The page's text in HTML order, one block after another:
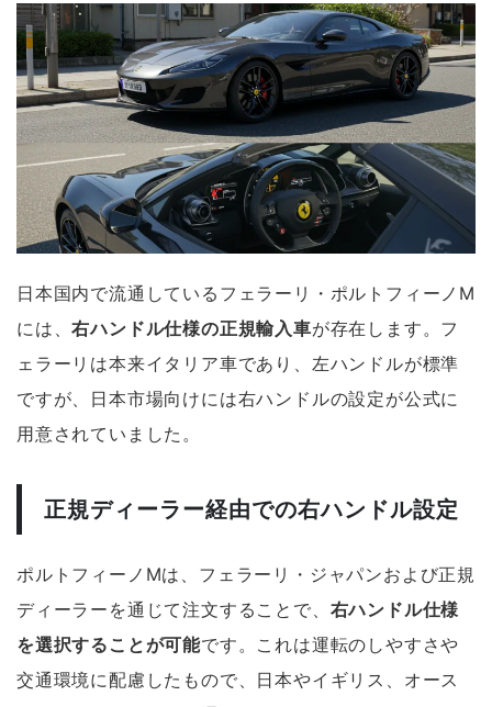
日本国内で流通しているフェラーリ・ポルトフィーノM
には、右ハンドル仕様の正規輸入車が存在します。フ
ェラーリは本来イタリア車であり、左ハンドルが標準
ですが、日本市場向けには右ハンドルの設定が公式に
用意されていました。
正規ディーラー経由での右ハンドル設定
ポルトフィーノMは、フェラーリ・ジャパンおよび正規
ディーラーを通じて注文することで、 右ハンドル仕様
を選択することが可能です。これは運転のしやすさや
交通環境に配慮したもので、日本やイギリス、オース